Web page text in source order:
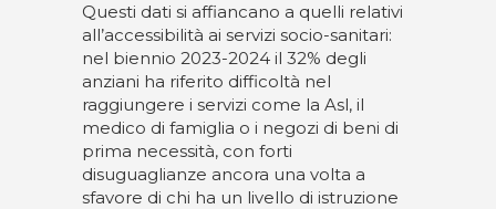
Questi dati si affiancano a quelli relativi
all’accessibilità ai servizi socio-sanitari:
nel biennio 2023-2024 il 32% degli
anziani ha riferito difficoltà nel
raggiungere i servizi come la Asl, il
medico di famiglia o i negozi di beni di
prima necessità, con forti
disuguaglianze ancora una volta a
sfavore di chi ha un livello di istruzione